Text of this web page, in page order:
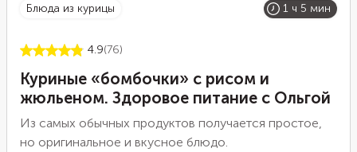
блюда из курицы 1 ч 5 мин
4.9(76)
Куриные «бомбочки» с рисом и
жюльеном. Здоровое питание с Ольгой
Из самых обычных продуктов получается простое,
но оригинальное и вкусное блюдо.